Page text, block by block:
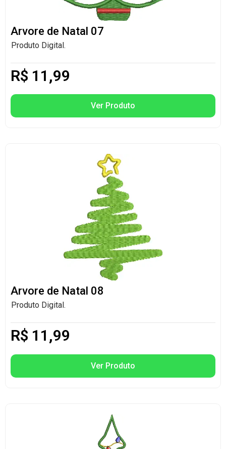
Arvore de Natal 07
Produto Digital.
R$ 11,99
Ver Produto
Arvore de Natal 08
Produto Digital.
R$ 11,99
Ver Produto